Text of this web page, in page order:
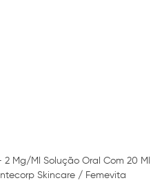
Mg/Ml Solução Oral Com 20 Ml
Skincare / Femevita